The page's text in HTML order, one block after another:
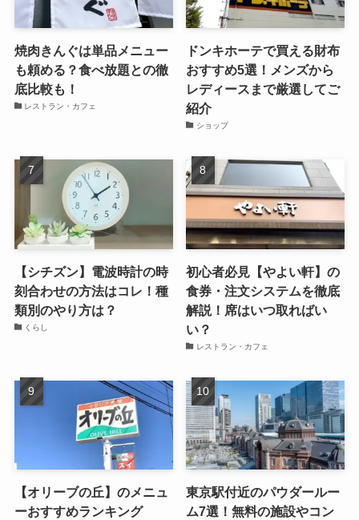
焼肉きんぐは単品メニュー
も頼める？食べ放題との徹
底比較も！
レストラン・カフェ
ドンキホーテで買える財布
おすすめ5選！メンズから
レディースまで厳選してご
紹介
ショップ
【シチズン】電波時計の時
刻合わせの方法はコレ！種
類別のやり方は？
くらし
初心者必見【やよい軒】の
食券・注文システムを徹底
解説！席はいつ取ればい
い？
レストラン・カフェ
【オリーブの丘】のメニュ
ーおすすめランキング
東京駅付近のパウダールー
ム7選！無料の施設やコン